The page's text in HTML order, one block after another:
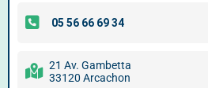
21 Av. Gambetta
33120 Arcachon